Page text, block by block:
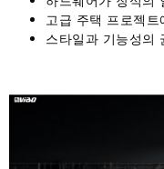
고급 주택 프로젝
스타일과 기능성의